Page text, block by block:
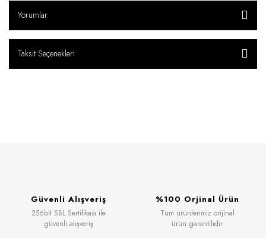
Yorumlar
Taksit Seçenekleri
Güvenli Alışveriş
256bit SSL Sertifikası ile
güvenli alışveriş
%100 Orjinal Ürün
Tüm ürünlerimiz orijinal
ürün garantilidir